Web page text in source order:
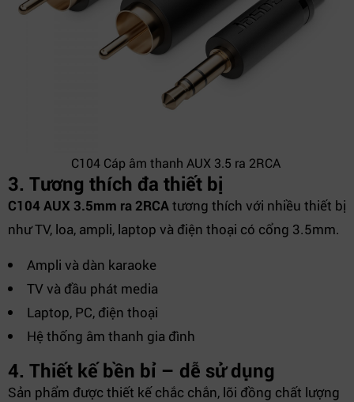
C104 Cáp âm thanh AUX 3.5 ra 2RCA
3. Tương thích đa thiết bị
C104 AUX 3.5mm ra 2RCAtương thích với nhiều thiết bị
như TV, loa, ampli, laptop và điện thoại có cổng 3.5mm.
Ampli và dàn karaoke
TV và đầu phát media
Laptop, PC, điện thoại
Hệ thống âm thanh gia đình
4. Thiết kế bền bỉ – dễ sử dụng
Sản phẩm được thiết kế chắc chắn, lõi đồng chất lượng